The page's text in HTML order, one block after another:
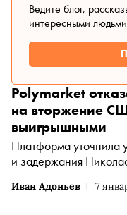
Ведите блог,
интересными
Иван Адоньев 7
Polymarket
на вторжение
выигрышными
Платформа уточнила
и задержания